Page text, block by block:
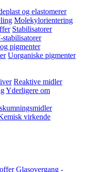
og elastomerer
Molekylorientering
Stabilisatorer
pigmenter
Uorganiske pigmenter
Reaktive midler
Yderligere om
virkende
Glasovergang -